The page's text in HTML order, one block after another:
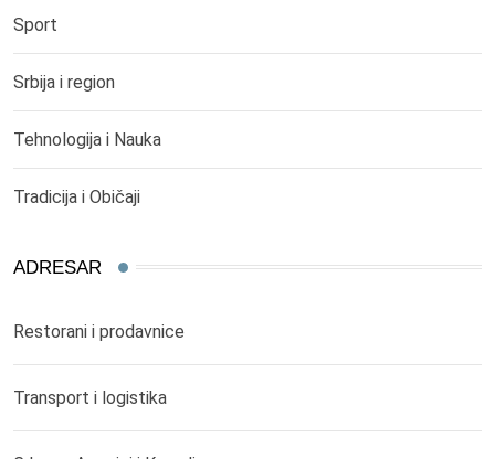
Sport
Srbija i region
Tehnologija i Nauka
Tradicija i Običaji
ADRESAR
Restorani i prodavnice
Transport i logistika